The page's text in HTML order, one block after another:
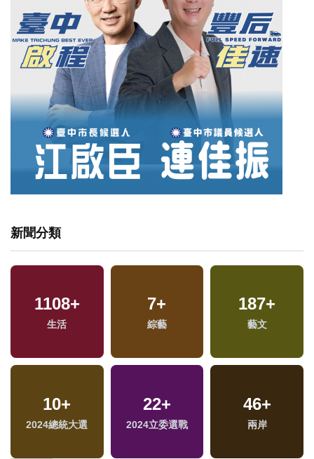
新聞分類
1108+
生活
7+
綜藝
187+
藝文
10+
2024總統大選
22+
2024立委選戰
46+
兩岸